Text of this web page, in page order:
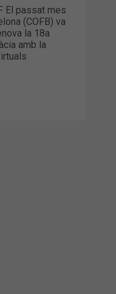
El passat mes
(COFB) va
la 18a
amb la